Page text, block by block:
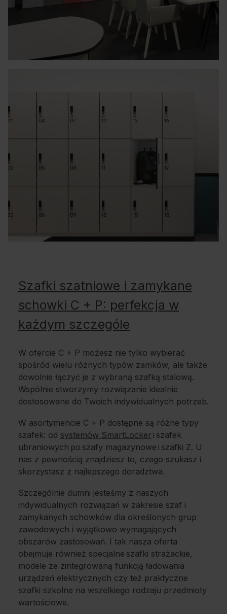
Szafki szatniowe i zamykane
schowki C + P: perfekcja w
każdym szczególe
W ofercie C + P możesz nie tylko wybierać
spośród wielu różnych typów zamków, ale także
dowolnie łączyć je z wybraną szafką stalową.
Wspólnie stworzymy rozwiązanie idealnie
dostosowane do Twoich indywidualnych potrzeb.
W asortymencie C + P dostępne są różne typy
szafek: od systemów SmartLocker i szafek
ubraniowych po szafy magazynowe i szafki Z. U
nas z pewnością znajdziesz to, czego szukasz i
skorzystasz z najlepszego doradztwa.
Szczególnie dumni jesteśmy z naszych
indywidualnych rozwiązań w zakresie szaf i
zamykanych schowków dla określonych grup
zawodowych i wyjątkowo wymagających
obszarów zastosowań. I tak nasza oferta
obejmuje również specjalne szafki strażackie,
modele ze zintegrowaną funkcją ładowania
urządzeń elektrycznych czy też praktyczne
szafki szkolne na wszelkiego rodzaju przedmioty
wartościowe.